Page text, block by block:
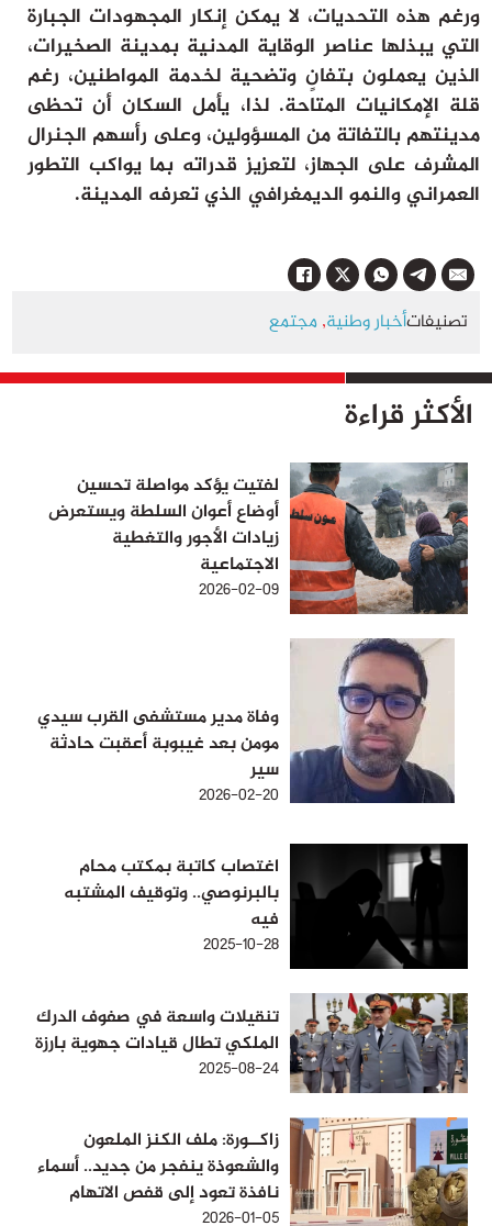
الأكثر قراءة
لفتيت يؤكد مواصلة تحسين
أوضاع أعوان السلطة ويستعرض
زيادات الأجور والتغطية
الاجتماعية
2026-02-09
وفاة مدير مستشفى القرب سيدي
مومن بعد غيبوبة أعقبت حادثة
سير
2026-02-20
اغتصاب كاتبة بمكتب محام
بالبرنوصي.. وتوقيف المشتبه
فيه
2025-10-28
تنقيلات واسعة في صفوف الدرك
الملكي تطال قيادات جهوية بارزة
2025-08-24
زاكــورة: ملف الكنز الملعون
والشعوذة ينفجر من جديد.. أسماء
نافذة تعود إلى قفص الاتهام
2026-01-05
ورغم هذه التحديات، لا يمكن إنكار المجهودات الجبارة
التي يبذلها عناصر الوقاية المدنية بمدينة الصخيرات،
الذين يعملون بتفانٍ وتضحية لخدمة المواطنين، رغم
قلة الإمكانيات المتاحة. لذا، يأمل السكان أن تحظى
مدينتهم بالتفاتة من المسؤولين، وعلى رأسهم الجنرال
المشرف على الجهاز، لتعزيز قدراته بما يواكب التطور
العمراني والنمو الديمغرافي الذي تعرفه المدينة.
أخبار وطنية,مجتمع تصنيفات